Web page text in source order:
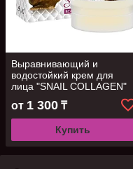
Выравнивающий и
водостойкий крем для
лица "SNAIL COLLAGEN"
муцином улитки, 30мл
от 1 300 ₸
Купить